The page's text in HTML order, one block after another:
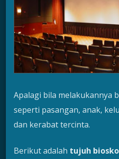
Apalagi bila melakukannya
seperti pasangan, anak,
dan kerabat tercinta.
Berikut adalah tujuh